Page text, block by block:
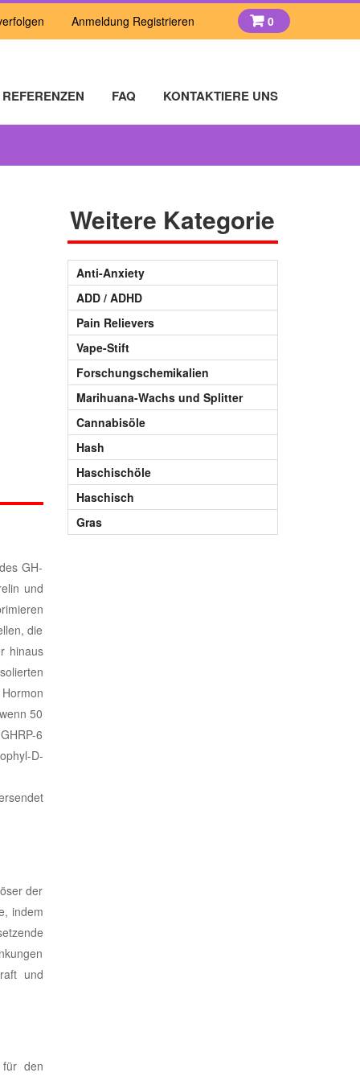
Anmeldung Registrieren 0
REFERENZEN FAQ KONTAKTIERE UNS
GH-
und
die
hinaus
50
6
D-
der
indem
und
für den
Weitere Kategorie
Anti-Anxiety
ADD / ADHD
Pain Relievers
Vape-Stift
Forschungschemikalien
Marihuana-Wachs und Splitter
Cannabisöle
Hash
Haschischöle
Haschisch
Gras
×